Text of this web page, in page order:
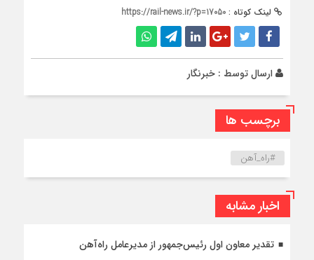
لینک کوتاه : https://rail-news.ir/?p=17050
ارسال توسط : خبرنگار
برچسب ها
#راه_آهن
اخبار مشابه
تقدیر معاون اول رئیس‌جمهور از مدیرعامل راه‌آهن